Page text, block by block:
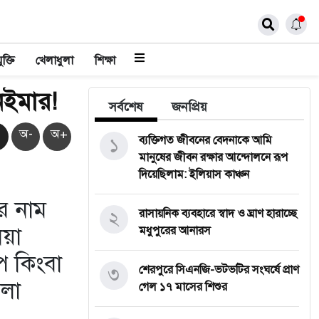
খেলাধুলা শিক্ষা
অ- অ+
নাম
কিংবা
সর্বশেষ জনপ্রিয়
ব্যক্তিগত জীবনের বেদনাকে আমি
মানুষের জীবন রক্ষার আন্দোলনে রূপ
দিয়েছিলাম: ইলিয়াস কাঞ্চন
১
রাসায়নিক ব্যবহারে স্বাদ ও ঘ্রাণ হারাচ্ছে
মধুপুরের আনারস
২
শেরপুরে সিএনজি-ভটভটির সংঘর্ষে প্রাণ
গেল ১৭ মাসের শিশুর
৩